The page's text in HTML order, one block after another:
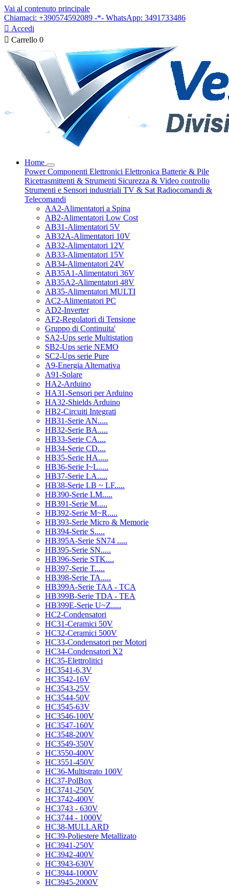
Vai al contenuto principale
Chiamaci: +390574592089 -*- WhatsApp: 3491733486
 Accedi
 Carrello 0
Home
PowerComponenti Elettronici Elettronica Batterie & Pile
Ricetrasmittenti & Strumenti Sicurezza & Video controllo
Strumenti e Sensori industriali TV & Sat Radiocomandi &
Telecomandi
AA2-Alimentatori a Spina
AB2-Alimentatori Low Cost
AB31-Alimentatori 5V
AB32A-Alimentatori 10V
AB32-Alimentatori 12V
AB33-Alimentatori 15V
AB34-Alimentatori 24V
AB35A1-Alimentatori 36V
AB35A2-Alimentatori 48V
AB35-Alimentatori MULTI
AC2-Alimentatori PC
AD2-Inverter
AF2-Regolatori di Tensione
Gruppo di Continuita'
SA2-Ups serie Multistation
SB2-Ups serie NEMO
SC2-Ups serie Pure
A9-Energia Alternativa
A91-Solare
HA2-Arduino
HA31-Sensori per Arduino
HA32-Shields Arduino
HB2-Circuiti Integrati
HB31-Serie AN.....
HB32-Serie BA.....
HB33-Serie CA....
HB34-Serie CD....
HB35-Serie HA.....
HB36-Serie I~L.....
HB37-Serie LA.....
HB38-Serie LB ~ LF.....
HB390-Serie LM.....
HB391-Serie M.....
HB392-Serie M~R.....
HB393-Serie Micro & Memorie
HB394-Serie S.....
HB395A-Serie SN74 .....
HB395-Serie SN.....
HB396-Serie STK....
HB397-Serie T.....
HB398-Serie TA.....
HB399A-Serie TAA - TCA
HB399B-Serie TDA - TEA
HB399E-Serie U~Z.....
HC2-Condensatori
HC31-Ceramici 50V
HC32-Ceramici 500V
HC33-Condensatori per Motori
HC34-Condensatori X2
HC35-Elettrolitici
HC3541-6,3V
HC3542-16V
HC3543-25V
HC3544-50V
HC3545-63V
HC3546-100V
HC3547-160V
HC3548-200V
HC3549-350V
HC3550-400V
HC3551-450V
HC36-Multistrato 100V
HC37-PolBox
HC3741-250V
HC3742-400V
HC3743 - 630V
HC3744 - 1000V
HC38-MULLARD
HC39-Poliestere Metallizato
HC3941-250V
HC3942-400V
HC3943-630V
HC3944-1000V
HC3945-2000V